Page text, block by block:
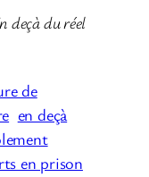
deçà du réel
de
en deçà
en prison